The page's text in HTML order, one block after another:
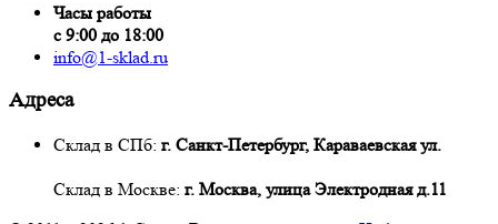
Часы работы
с 9:00 до 18:00
info@1-sklad.ru
Адреса
Склад в СПб: г. Санкт-Петербург, Караваевская ул.
Склад в Москве: г. Москва, улица Электродная д.11